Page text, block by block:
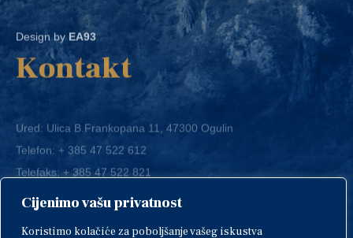
Cijenimo vašu privatnost
Koristimo kolačiće za poboljšanje vašeg iskustva
Design byEA93
Kontakt
Ured: Ulica B.Frankopana 11, 47300 Ogulin
Telefon:+ 385 47 522 612
Telefaks:+ 385 47 522 821
E-mail:grad-ogulin@ogulin.hr